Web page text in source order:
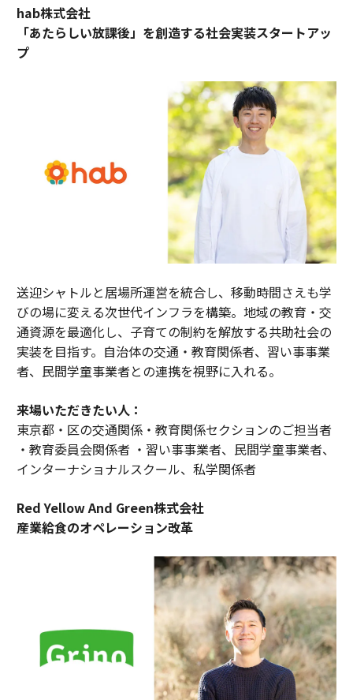
hab株式会社
「あたらしい放課後」を創造する社会実装スタートアッ
プ
送迎シャトルと居場所運営を統合し、移動時間さえも学
びの場に変える次世代インフラを構築。地域の教育・交
通資源を最適化し、子育ての制約を解放する共助社会の
実装を目指す。自治体の交通・教育関係者、習い事事業
者、民間学童事業者との連携を視野に入れる。
来場いただきたい人：
東京都・区の交通関係・教育関係セクションのご担当者
・教育委員会関係者 ・習い事事業者、民間学童事業者、
インターナショナルスクール、私学関係者
Red Yellow And Green株式会社
産業給食のオペレーション改革